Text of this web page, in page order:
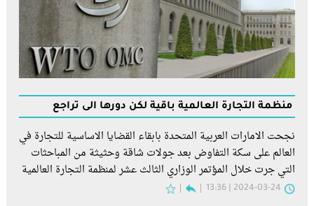
منظمة التجارة العالمية باقية لكن دورها الى تراجع
نجحت الامارات العربية المتحدة بابقاء القضايا الاساسية للتجارة في
العالم على سكة التفاوض بعد جولات شاقة وحثيثة من المباحثات
التي جرت خلال المؤتمر الوزاري الثالث عشر لمنظمة التجارة العالمية
2024-03-24 | 13:36